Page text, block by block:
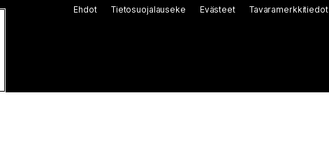
Ehdot Tietosuojalauseke Evästeet Tavaramerkkitiedot